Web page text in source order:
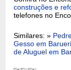
construções e
telefones no
Similares: »
Gesso em Barueri
de Aluguel em